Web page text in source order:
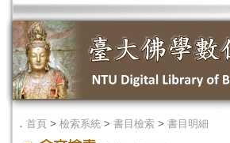
． 首頁 > 檢索系統 > 書目檢索 > 書目明細